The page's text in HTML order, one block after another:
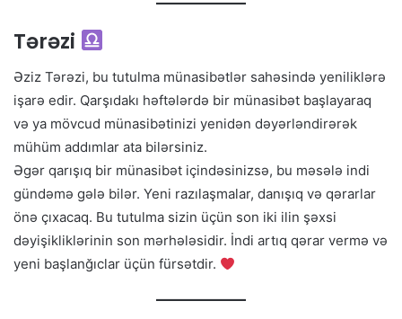
Tərəzi
Əziz Tərəzi, bu tutulma münasibətlər sahəsində yeniliklərə
işarə edir. Qarşıdakı həftələrdə bir münasibət başlayaraq
və ya mövcud münasibətinizi yenidən dəyərləndirərək
mühüm addımlar ata bilərsiniz.
Əgər qarışıq bir münasibət içindəsinizsə, bu məsələ indi
gündəmə gələ bilər. Yeni razılaşmalar, danışıq və qərarlar
önə çıxacaq. Bu tutulma sizin üçün son iki ilin şəxsi
dəyişikliklərinin son mərhələsidir. İndi artıq qərar vermə və
yeni başlanğıclar üçün fürsətdir.